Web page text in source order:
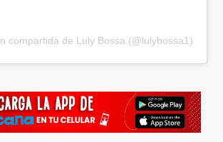
compartida de Luly Bossa (@lulybossa1)